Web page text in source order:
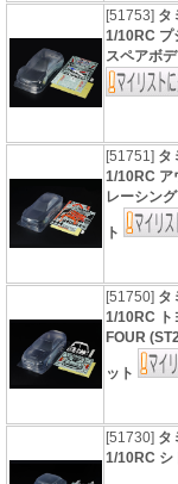
[51753] タ
1/10RC プ
スペアボ
[51751] タ
1/10RC ア
レーシン
ト
[51750] タ
1/10RC ト
FOUR
ット
[51730] タ
1/10RC シ